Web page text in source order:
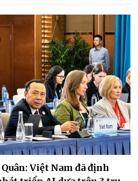
Việt Nam đã định